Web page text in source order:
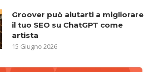
Groover può aiutarti a migliorare
il tuo SEO su ChatGPT come
artista
15 Giugno 2026